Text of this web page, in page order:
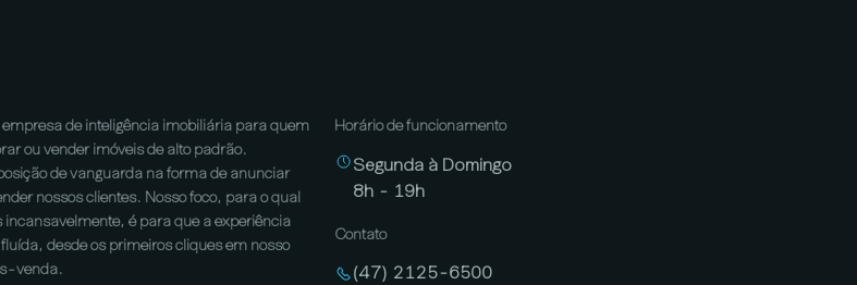
de inteligência imobiliária para quem
ou vender imóveis de alto padrão.
de vanguarda na forma de anunciar
nossos clientes. Nosso foco, para o qual
é para que a experiência
desde os primeiros cliques em nosso
venda.
Horário de funcionamento
Segunda à Domingo
8h - 19h
Contato
(47) 2125-6500